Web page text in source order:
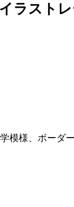
ラスト
模様、ボー